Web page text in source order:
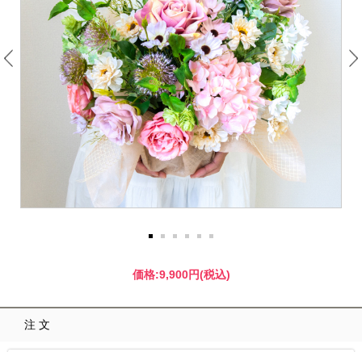
価格:9,900円(税込)
注文